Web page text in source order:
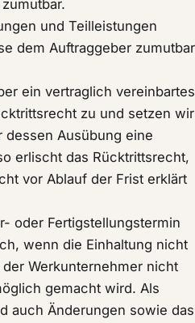
und Teilleistungen
dem Auftraggeber zumutbar
ein vertraglich vereinbartes
zu und setzen wir
dessen Ausübung eine
erlischt das Rücktrittsrecht,
vor Ablauf der Frist erklärt
oder Fertigstellungstermin
wenn die Einhaltung nicht
Werkunternehmer nicht
gemacht wird. Als
auch Änderungen sowie das